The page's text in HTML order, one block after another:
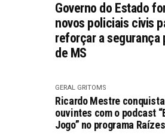
Governo do Estado
novos policiais civis
reforçar a segurança
de MS
GERAL GRITOMS
Ricardo Mestre
ouvintes com o podcast
Jogo” no programa